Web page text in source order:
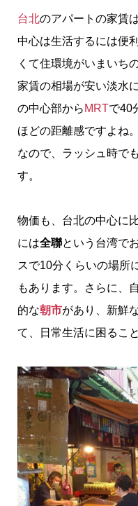
台北のアパートの家賃
中心は生活するには便
くて住環境がいまいち
家賃の相場が安い淡水
の中心部から MRTで40
ほどの距離感ですよね
なので、ラッシュ時で
す。
物価も、台北の中心に
には全聯という台湾で
スで10分くらいの場所
もあります。さらに、
的な朝市があり、新鮮
て、日常生活に困るこ